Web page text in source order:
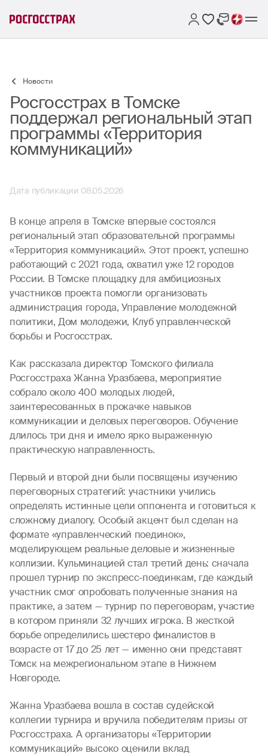
Новости
Росгосстрах в Томске
поддержал региональный этап
программы «Территория
коммуникаций»
Дата публикации 08.05.2026
В конце апреля в Томске впервые состоялся
региональный этап образовательной программы
«Территория коммуникаций». Этот проект, успешно
работающий с 2021 года, охватил уже 12 городов
России. В Томске площадку для амбициозных
участников проекта помогли организовать
администрация города, Управление молодежной
политики, Дом молодежи, Клуб управленческой
борьбы и Росгосстрах.
Как рассказала директор Томского филиала
Росгосстраха Жанна Уразбаева, мероприятие
собрало около 400 молодых людей,
заинтересованных в прокачке навыков
коммуникации и деловых переговоров. Обучение
длилось три дня и имело ярко выраженную
практическую направленность.
Первый и второй дни были посвящены изучению
переговорных стратегий: участники учились
определять истинные цели оппонента и готовиться к
сложному диалогу. Особый акцент был сделан на
формате «управленческий поединок»,
моделирующем реальные деловые и жизненные
коллизии. Кульминацией стал третий день: сначала
прошел турнир по экспресс-поединкам, где каждый
участник смог опробовать полученные знания на
практике, а затем — турнир по переговорам, участие
в котором приняли 32 лучших игрока. В жесткой
борьбе определились шестеро финалистов в
возрасте от 17 до 25 лет — именно они представят
Томск на межрегиональном этапе в Нижнем
Новгороде.
Жанна Уразбаева вошла в состав судейской
коллегии турнира и вручила победителям призы от
Росгосстраха. А организаторы «Территории
коммуникаций» высоко оценили вклад